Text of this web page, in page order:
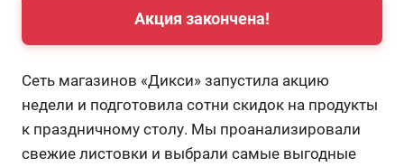
Акция закончена!
Сеть магазинов «Дикси» запустила акцию
недели и подготовила сотни скидок на продукты
к праздничному столу. Мы проанализировали
свежие листовки и выбрали самые выгодные